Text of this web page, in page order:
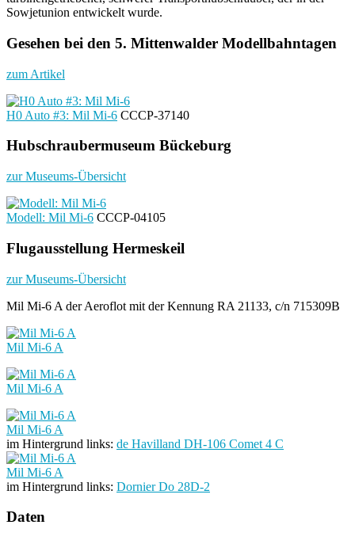
Sowjetunion entwickelt wurde.
Gesehen bei den 5. Mittenwalder Modellbahntagen
zum Artikel
H0 Auto #3: Mil Mi-6 CCCP-37140
Hubschraubermuseum Bückeburg
zur Museums-Übersicht
Modell: Mil Mi-6 CCCP-04105
Flugausstellung Hermeskeil
zur Museums-Übersicht
Mil Mi-6 A der Aeroflot mit der Kennung RA 21133, c/n 715309B
Mil Mi-6 A
Mil Mi-6 A
Mil Mi-6 A
im Hintergrund links: de Havilland DH-106 Comet 4 C
Mil Mi-6 A
im Hintergrund links: Dornier Do 28D-2
Daten